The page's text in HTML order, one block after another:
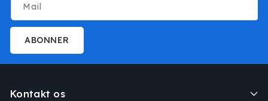
Mail
ABONNER
Kontakt os